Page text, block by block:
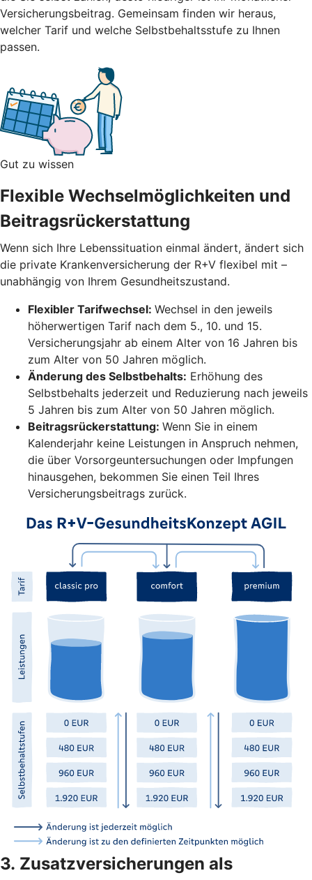
Versicherungsbeitrag. Gemeinsam finden wir heraus,
welcher Tarif und welche Selbstbehaltsstufe zu Ihnen
passen.
Gut zu wissen
Flexible Wechselmöglichkeiten und
Beitragsrückerstattung
Wenn sich Ihre Lebenssituation einmal ändert, ändert sich
die private Krankenversicherung der R+V flexibel mit –
unabhängig von Ihrem Gesundheitszustand.
Flexibler Tarifwechsel: Wechsel in den jeweils
höherwertigen Tarif nach dem 5., 10. und 15.
Versicherungsjahr ab einem Alter von 16 Jahren bis
zum Alter von 50 Jahren möglich.
Änderung des Selbstbehalts: Erhöhung des
Selbstbehalts jederzeit und Reduzierung nach jeweils
5 Jahren bis zum Alter von 50 Jahren möglich.
Beitragsrückerstattung: Wenn Sie in einem
Kalenderjahr keine Leistungen in Anspruch nehmen,
die über Vorsorgeuntersuchungen oder Impfungen
hinausgehen, bekommen Sie einen Teil Ihres
Versicherungsbeitrags zurück.
3. Zusatzversicherungen als